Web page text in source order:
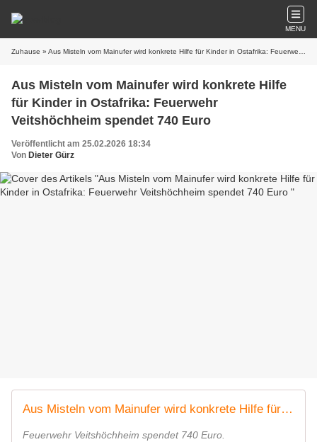
MENU
Zuhause » Aus Misteln vom Mainufer wird konkrete Hilfe für Kinder in Ostafrika: Feuerwehr Veitshöchheim spendet 740 Euro
Aus Misteln vom Mainufer wird konkrete Hilfe
für Kinder in Ostafrika: Feuerwehr
Veitshöchheim spendet 740 Euro
Veröffentlicht am 25.02.2026 18:34
Von Dieter Gürz
Aus Misteln vom Mainufer wird konkrete Hilfe für
Feuerwehr Veitshöchheim spendet 740 Euro.